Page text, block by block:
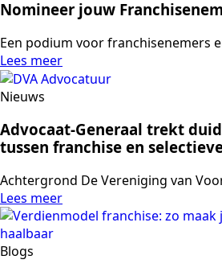
Nomineer jouw
Een podium voor franchisenemers
Lees meer
Nieuws
Advocaat-Generaal trekt
tussen franchise en
Achtergrond De Vereniging van
Lees meer
Blogs